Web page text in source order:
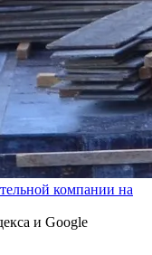
компании на
и Google